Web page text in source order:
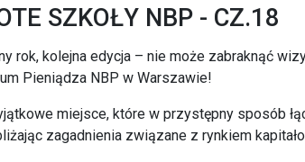
SZKOŁY NBP - CZ.18
rok, kolejna edycja – nie może zabraknąć
Pieniądza NBP w Warszawie!
miejsce, które w przystępny sposób
zagadnienia związane z rynkiem